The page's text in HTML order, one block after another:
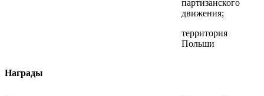
партизанского
движения;
территория
Польши
Награды